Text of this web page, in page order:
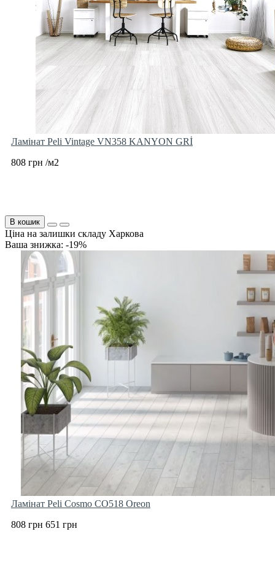
Ламінат Peli Vintage VN358 KANYON GRİ
808 грн /м2
В кошик
Ціна на залишки складу Харкова
Ваша знижка: -19%
Ламінат Peli Cosmo CO518 Oreon
808 грн 651 грн